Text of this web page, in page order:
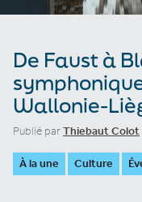
De Faust à
Wallonie-
Publié parThiebaut Colot
À la une Culture